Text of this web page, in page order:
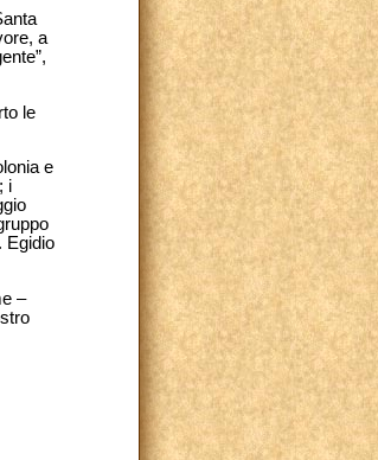
a
le
e
i
Egidio
–